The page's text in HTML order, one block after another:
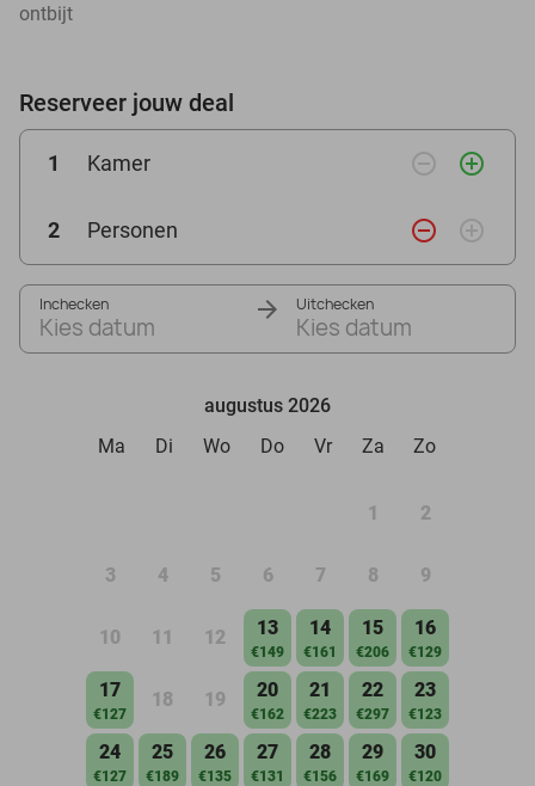
ontbijt
Reserveer jouw deal
1 Kamer remove_circle_outline add_circle_outline
2 Personen remove_circle_outline add_circle_outline
Inchecken
Kies datum
Uitchecken
Kies datum
augustus 2026
Ma
Di Wo Do Vr Za Zo
1 2
3 4 5 6 7 8 9
10 11 12 13
€149
14
€161
15
€206
16
€129
17
€127
18 19 20
€162
21
€223
22
€297
23
€123
24
€127
25
€189
26
€135
27
€131
28
€156
29
€169
30
€120